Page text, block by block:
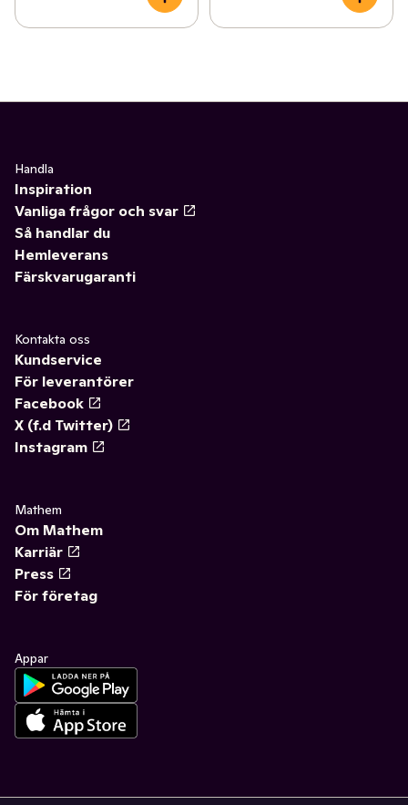
Handla
Inspiration
Vanliga frågor och svar
Så handlar du
Hemleverans
Färskvarugaranti
Kontakta oss
Kundservice
För leverantörer
Facebook
X (f.d Twitter)
Instagram
Mathem
Om Mathem
Karriär
Press
För företag
Appar